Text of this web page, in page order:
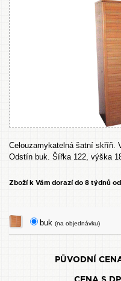
Celouzamykatelná šatní skříň.
Odstín buk. Šířka 122, výška
Zboží k Vám dorazí do 8 týdnů
buk (na objednávku)
PŮVODNÍ